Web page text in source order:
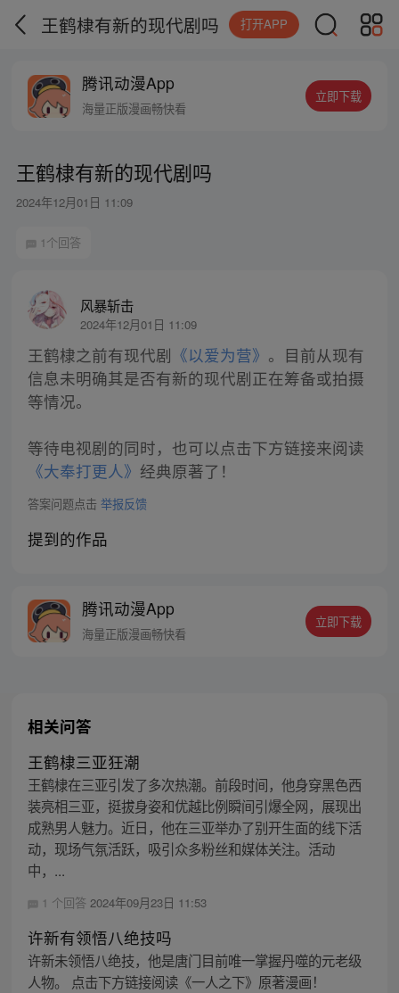
王鹤棣有新的现代剧吗 打开APP
腾讯动漫App
海量正版漫画畅快看
立即下载
王鹤棣有新的现代剧吗
2024年12月01日 11:09
1个回答
风暴斩击
2024年12月01日 11:09
王鹤棣之前有现代剧 《以爱为营》 。目前从现有
信息未明确其是否有新的现代剧正在筹备或拍摄
等情况。
等待电视剧的同时，也可以点击下方链接来阅读
《大奉打更人》 经典原著了！
答案问题点击 举报反馈
提到的作品
腾讯动漫App
海量正版漫画畅快看
立即下载
相关问答
王鹤棣三亚狂潮
王鹤棣在三亚引发了多次热潮。前段时间，他身穿黑色西
装亮相三亚，挺拔身姿和优越比例瞬间引爆全网，展现出
成熟男人魅力。近日，他在三亚举办了别开生面的线下活
动，现场气氛活跃，吸引众多粉丝和媒体关注。活动
中，...
1 个回答 2024年09月23日 11:53
许新有领悟八绝技吗
许新未领悟八绝技，他是唐门目前唯一掌握丹噬的元老级
人物。 点击下方链接阅读《一人之下》原著漫画！